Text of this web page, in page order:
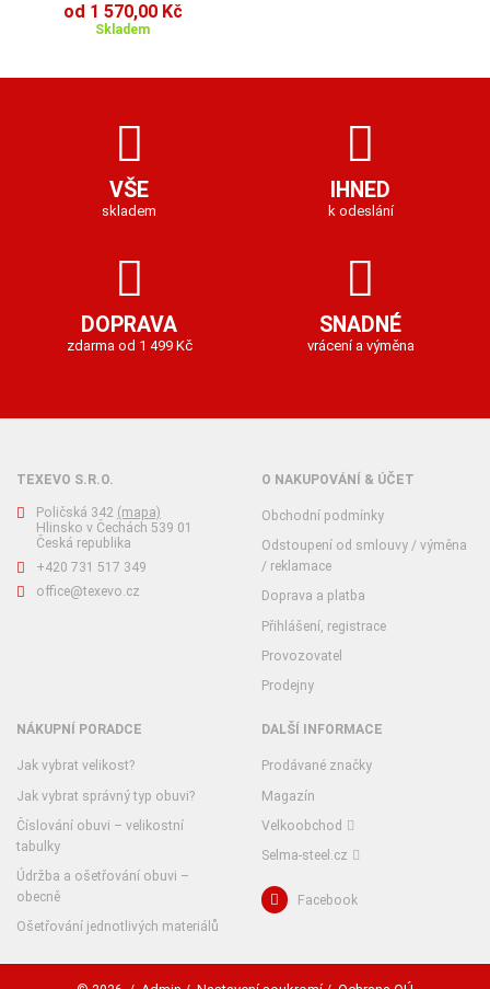
od 1 570,00 Kč
Skladem
VŠE
skladem
IHNED
k odeslání
DOPRAVA
zdarma od 1 499 Kč
SNADNÉ
vrácení a výměna
TEXEVO S.R.O.
Poličská 342 (mapa)
Hlinsko v Čechách 539 01
Česká republika
+420 731 517 349
office@texevo.cz
O NAKUPOVÁNÍ & ÚČET
Obchodní podmínky
Odstoupení od smlouvy / výměna
/ reklamace
Doprava a platba
Přihlášení, registrace
Provozovatel
Prodejny
NÁKUPNÍ PORADCE
Jak vybrat velikost?
Jak vybrat správný typ obuvi?
Číslování obuvi – velikostní
tabulky
Údržba a ošetřování obuvi –
obecně
Ošetřování jednotlivých materiálů
DALŠÍ INFORMACE
Prodávané značky
Magazín
Velkoobchod
Selma-steel.cz
Facebook